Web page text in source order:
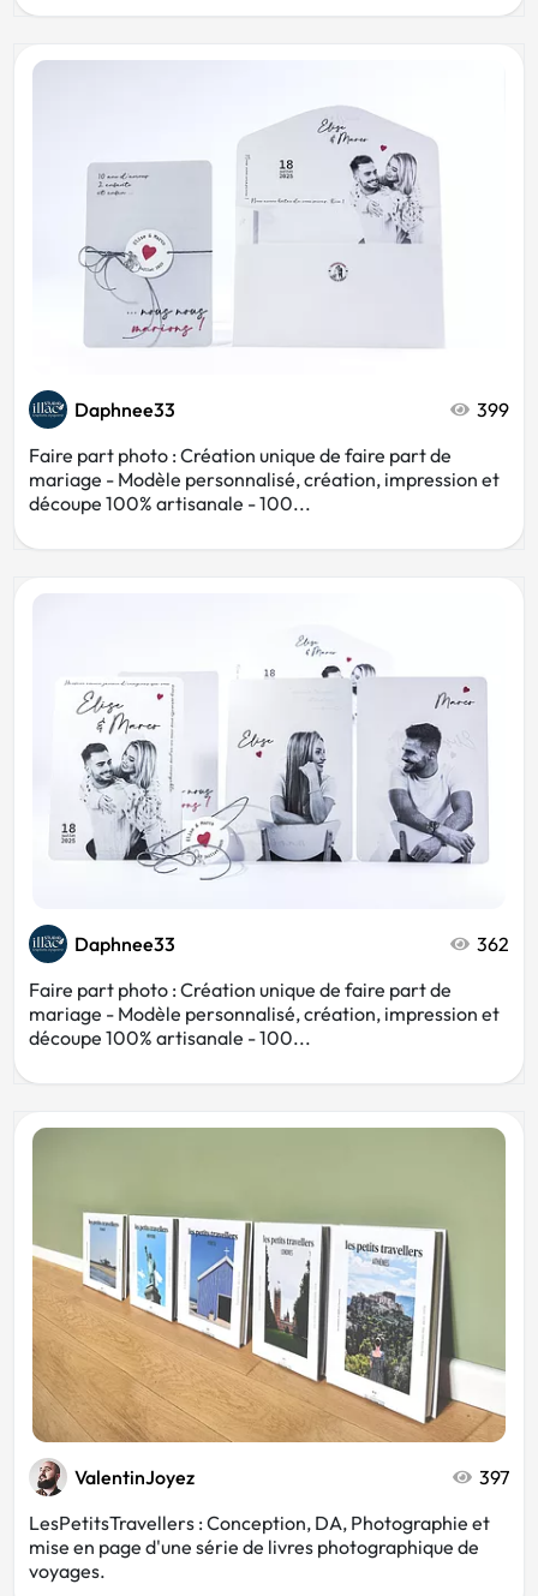
Daphnee33
399
Faire part photo : Création unique de faire part de
mariage - Modèle personnalisé, création, impression et
découpe 100% artisanale - 100...
Daphnee33
362
Faire part photo : Création unique de faire part de
mariage - Modèle personnalisé, création, impression et
découpe 100% artisanale - 100...
ValentinJoyez
397
LesPetitsTravellers : Conception, DA, Photographie et
mise en page d'une série de livres photographique de
voyages.